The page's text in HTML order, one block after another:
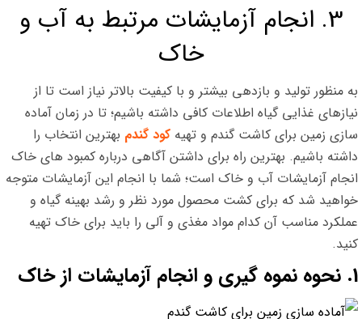
3. انجام آزمایشات مرتبط به آب و
خاک
به منظور تولید و بازدهی بیشتر و با کیفیت بالاتر نیاز است تا از
نیازهای غذایی گیاه اطلاعات کافی داشته باشیم؛ تا در زمان آماده
سازی زمین برای کاشت گندم و تهیه کود گندم بهترین انتخاب را
داشته باشیم. بهترین راه برای داشتن آگاهی درباره کمبود های خاک
انجام آزمایشات آب و خاک است؛ شما با انجام این آزمایشات متوجه
خواهید شد که برای کشت محصول مورد نظر و رشد بهینه گیاه و
عملکرد مناسب آن کدام مواد مغذی و آلی را باید برای خاک تهیه
کنید.
1. نحوه نموه گیری و انجام آزمایشات از خاک